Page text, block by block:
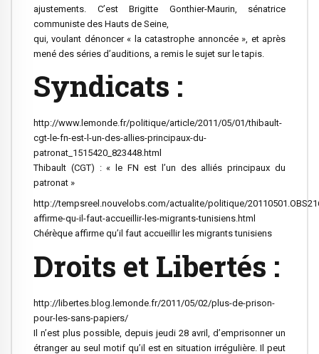
ajustements. C’est Brigitte Gonthier-Maurin, sénatrice
communiste des Hauts de Seine,
qui, voulant dénoncer « la catastrophe annoncée », et après
mené des séries d’auditions, a remis le sujet sur le tapis.
Syndicats :
http://www.lemonde.fr/politique/article/2011/05/01/thibault-
cgt-le-fn-est-l-un-des-allies-principaux-du-
patronat_1515420_823448.html
Thibault (CGT) : « le FN est l’un des alliés principaux du
patronat »
http://tempsreel.nouvelobs.com/actualite/politique/
affirme-qu-il-faut-accueillir-les-migrants-tunisiens.html
Chérèque affirme qu’il faut accueillir les migrants tunisiens
Droits et Libertés :
http://libertes.blog.lemonde.fr/2011/05/02/plus-de-prison-
pour-les-sans-papiers/
Il n’est plus possible, depuis jeudi 28 avril, d’emprisonner un
étranger au seul motif qu’il est en situation irrégulière. Il peut